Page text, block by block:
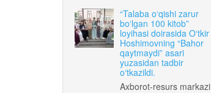
“Talaba o‘qishi zarur
bo‘lgan 100 kitob”
loyihasi doirasida O‘tkir
Hoshimovning “Bahor
qaytmaydi” asari
yuzasidan tadbir
o‘tkazildi.
Axborot-resurs markazi